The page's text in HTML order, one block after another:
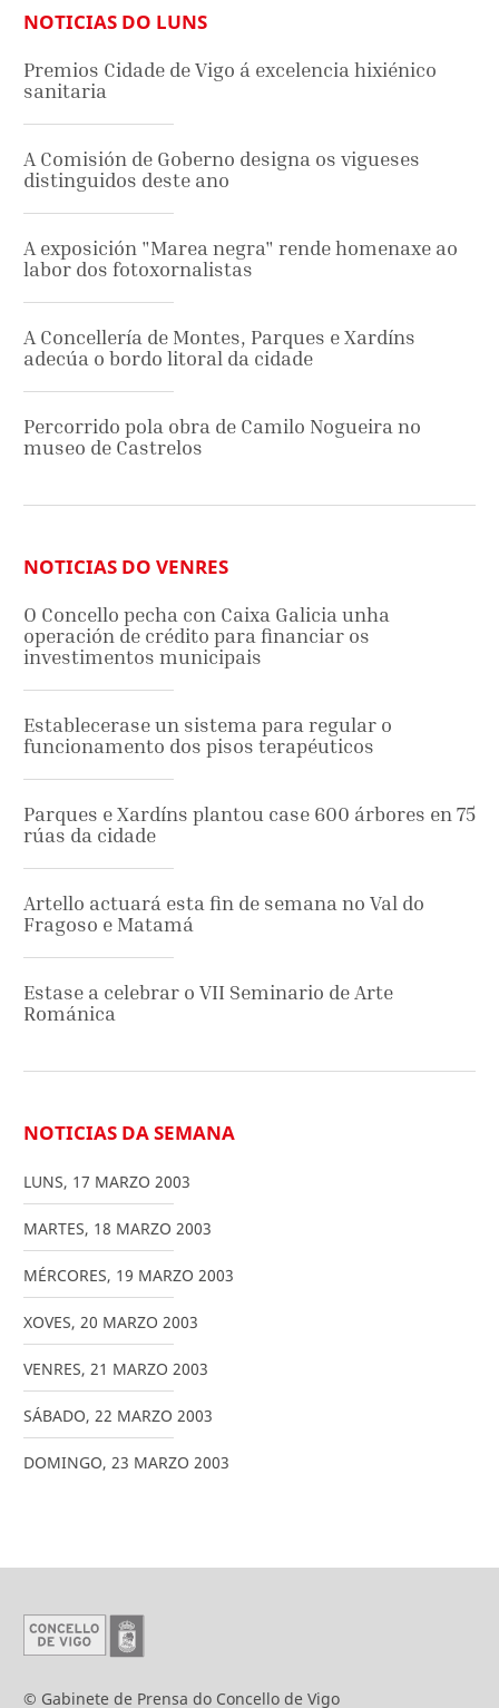
NOTICIAS DO LUNS
Premios Cidade de Vigo á excelencia hixiénico
sanitaria
A Comisión de Goberno designa os vigueses
distinguidos deste ano
A exposición "Marea negra" rende homenaxe ao
labor dos fotoxornalistas
A Concellería de Montes, Parques e Xardíns
adecúa o bordo litoral da cidade
Percorrido pola obra de Camilo Nogueira no
museo de Castrelos
NOTICIAS DO VENRES
O Concello pecha con Caixa Galicia unha
operación de crédito para financiar os
investimentos municipais
Establecerase un sistema para regular o
funcionamento dos pisos terapéuticos
Parques e Xardíns plantou case 600 árbores en 75
rúas da cidade
Artello actuará esta fin de semana no Val do
Fragoso e Matamá
Estase a celebrar o VII Seminario de Arte
Románica
NOTICIAS DA SEMANA
LUNS, 17 MARZO 2003
MARTES, 18 MARZO 2003
MÉRCORES, 19 MARZO 2003
XOVES, 20 MARZO 2003
VENRES, 21 MARZO 2003
SÁBADO, 22 MARZO 2003
DOMINGO, 23 MARZO 2003
© Gabinete de Prensa do Concello de Vigo